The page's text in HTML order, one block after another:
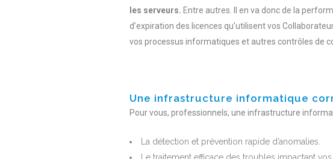
les serveurs. Entre autres. Il en va donc de la
d’expiration des licences qu’utilisent vos
vos processus informatiques et autres contrôles de
Une infrastructure informatique
Pour vous, professionnels, une infrastructure
La détection et prévention rapide d’anomalies.
Le traitement efficace des troubles impactant vos